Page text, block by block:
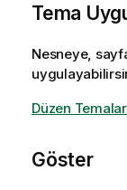
Tema
Nesneye,
Düzen
Göster